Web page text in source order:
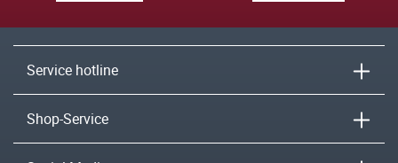
Service hotline
Shop-Service